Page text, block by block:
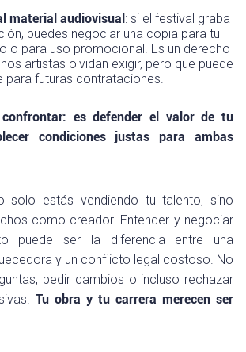
material audiovisual : si el festival graba
puedes negociar una copia para tu
o para uso promocional. Es un derecho
artistas olvidan exigir, pero que puede
para futuras contrataciones.
es defender el valor de tu
condiciones justas para ambas
solo estás vendiendo tu talento, sino
como creador. Entender y negociar
puede ser la diferencia entre una
y un conflicto legal costoso. No
pedir cambios o incluso rechazar
Tu obra y tu carrera merecen ser